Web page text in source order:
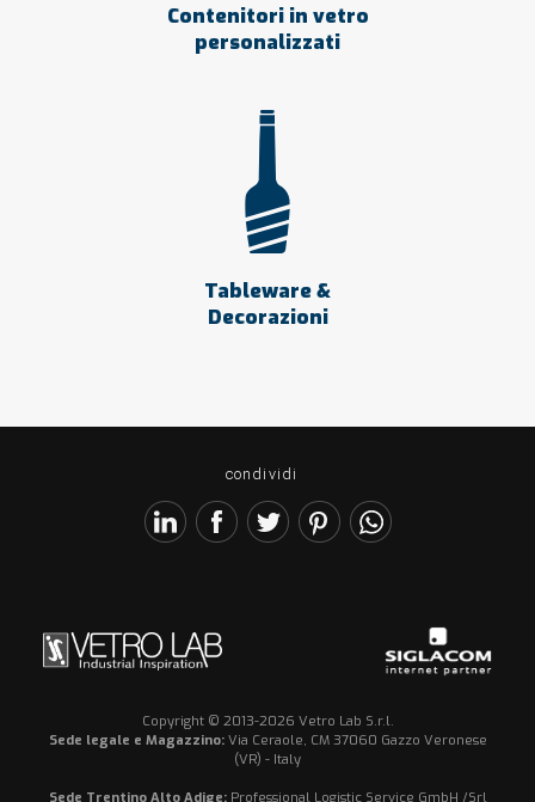
Contenitori in vetro
personalizzati
Tableware &
Decorazioni
condividi
Copyright © 2013-2026 Vetro Lab S.r.l.
Sede legale e Magazzino:Via Ceraole, CM 37060 Gazzo Veronese
(VR) - Italy
Sede Trentino Alto Adige:Professional Logistic Service GmbH /Srl